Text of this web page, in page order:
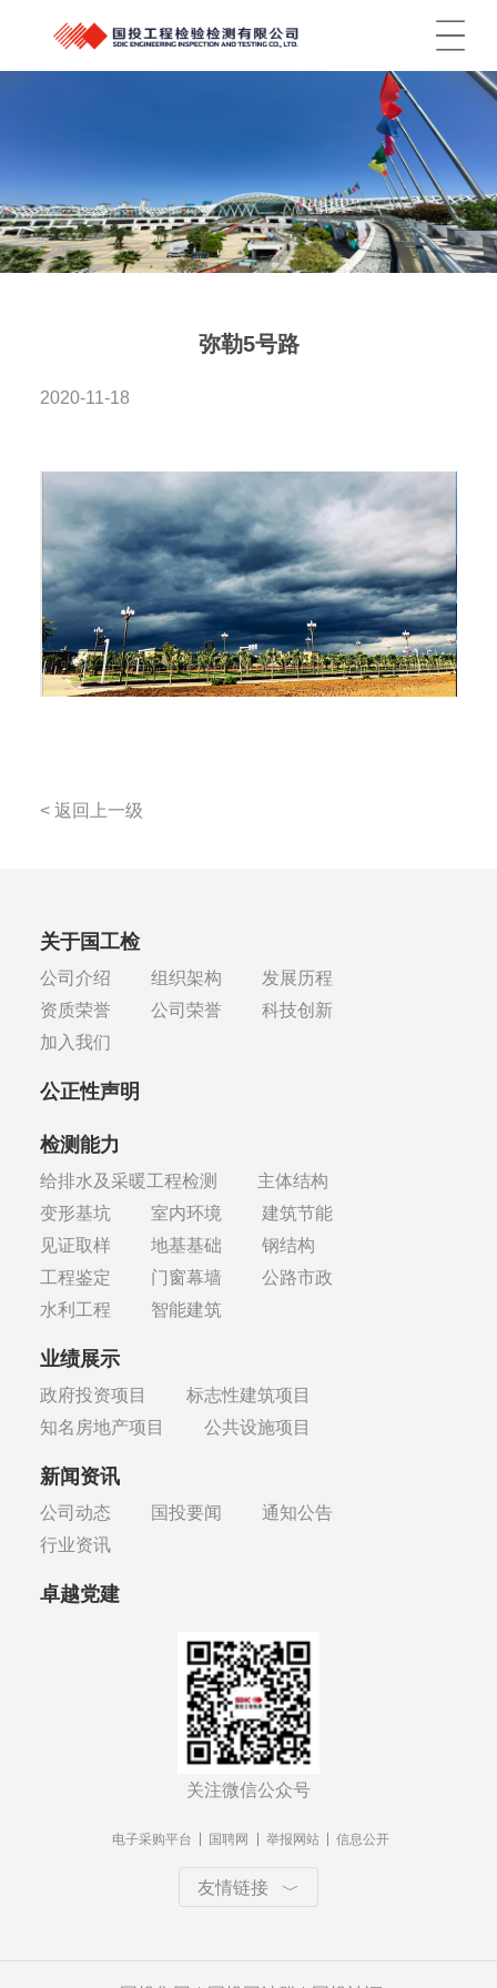
菜单
弥勒5号路
2020-11-18
< 返回上一级
关于国工检
公司介绍 组织架构
发展历程
资质荣誉
公司荣誉
科技创新
加入我们
公正性声明
检测能力
给排水及采暖工程检测
主体结构
变形基坑
室内环境
建筑节能
见证取样
地基基础
钢结构
工程鉴定
门窗幕墙
公路市政
水利工程
智能建筑
业绩展示
政府投资项目
标志性建筑项目
知名房地产项目
公共设施项目
新闻资讯
公司动态 国投要闻
通知公告
行业资讯
卓越党建
关注微信公众号
电子采购平台 国聘网 举报网站 信息公开
友情链接